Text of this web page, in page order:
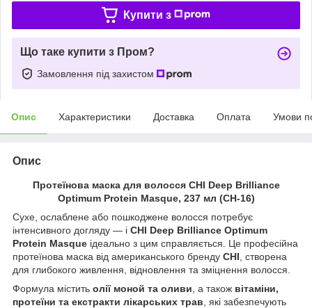
Купити з
Що таке купити з Пром?
Замовлення під захистом
Опис Характеристики Доставка Оплата Умови
Опис
Протеїнова маска для волосся CHI Deep Brilliance
Optimum Protein Masque, 237 мл (CH-16)
Сухе, ослаблене або пошкоджене волосся потребує
інтенсивного догляду — і CHI Deep Brilliance Optimum
Protein Masque ідеально з цим справляється. Це професійна
протеїнова маска від американського бренду CHI , створена
для глибокого живлення, відновлення та зміцнення волосся.
Формула містить олії моной та оливи , а також вітаміни,
протеїни та екстракти лікарських трав , які забезпечують